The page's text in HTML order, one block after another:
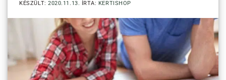
KÉSZÜLT:2020.11.13. ÍRTA: KERTISHOP